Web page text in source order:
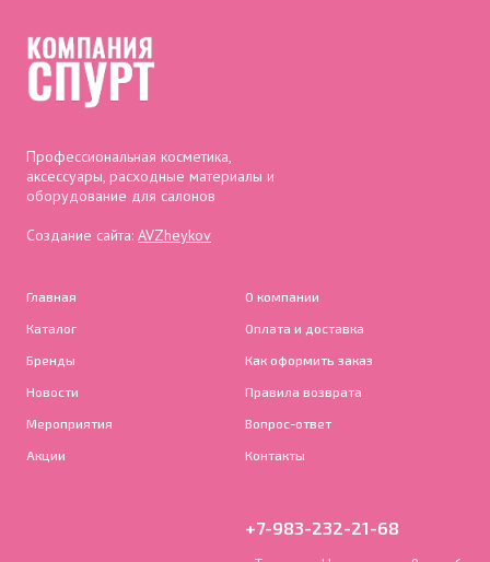
Профессиональная косметика,
аксессуары, расходные материалы и
оборудование для салонов
Создание сайта: AVZheykov
Главная
Каталог
Бренды
Новости
Мероприятия
Акции
О компании
Оплата и доставка
Как оформить заказ
Правила возврата
Вопрос-ответ
Контакты
+7-983-232-21-68